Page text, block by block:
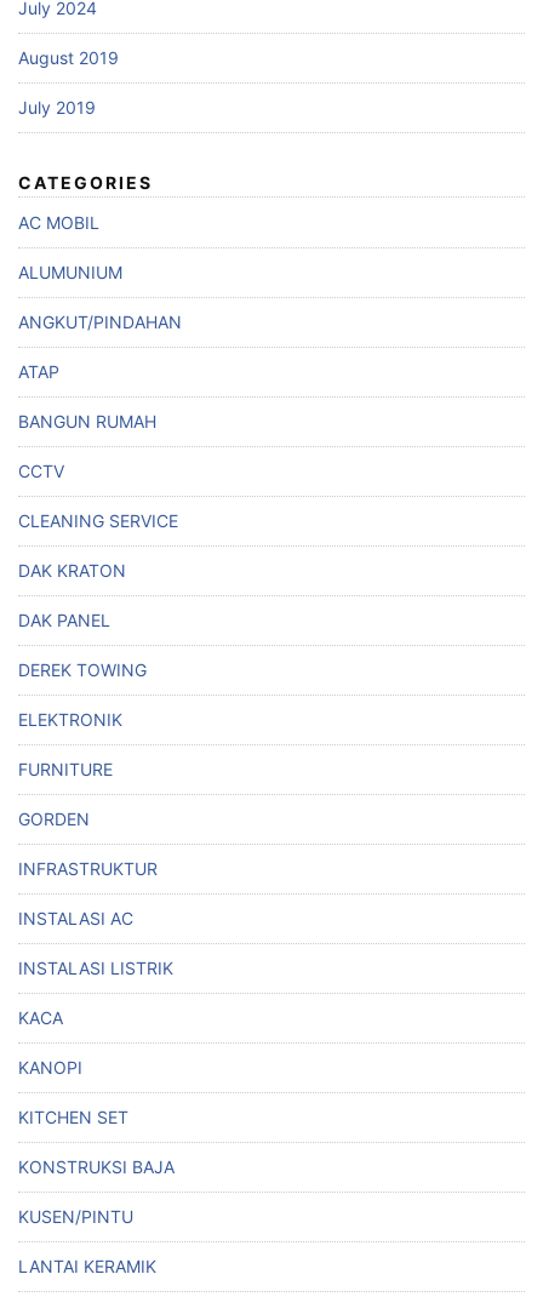
July 2024
August 2019
July 2019
CATEGORIES
AC MOBIL
ALUMUNIUM
ANGKUT/PINDAHAN
ATAP
BANGUN RUMAH
CCTV
CLEANING SERVICE
DAK KRATON
DAK PANEL
DEREK TOWING
ELEKTRONIK
FURNITURE
GORDEN
INFRASTRUKTUR
INSTALASI AC
INSTALASI LISTRIK
KACA
KANOPI
KITCHEN SET
KONSTRUKSI BAJA
KUSEN/PINTU
LANTAI KERAMIK